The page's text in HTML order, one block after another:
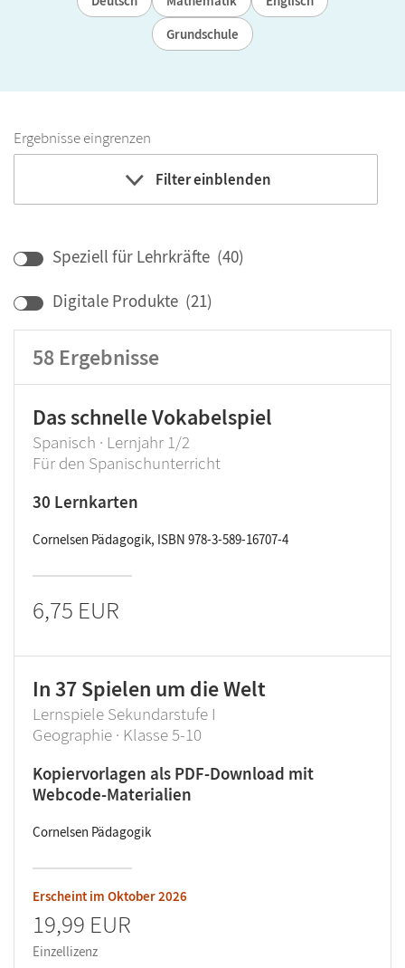
Grundschule
Ergebnisse eingrenzen
Filter einblenden
Klassenstufe
Speziell für Lehrkräfte (40)
Digitale Produkte (21)
58 Ergebnisse
Das schnelle Vokabelspiel
Spanisch · Lernjahr 1/2
Für den Spanischunterricht
30 Lernkarten
Cornelsen Pädagogik, ISBN 978-3-589-16707-4
6,75 EUR
In 37 Spielen um die Welt
Lernspiele Sekundarstufe I
Geographie · Klasse 5-10
Kopiervorlagen als PDF-Download mit
Webcode-Materialien
Cornelsen Pädagogik
Erscheint im Oktober 2026
19,99 EUR
Einzellizenz